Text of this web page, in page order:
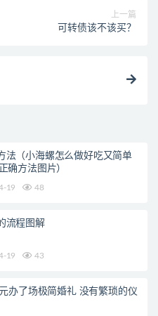
上一篇
可转债该不该买？
法（小海螺怎么做好吃又简单
确方法图片）
19 48
流程图解
19 43
办了场极简婚礼 没有繁琐的仪